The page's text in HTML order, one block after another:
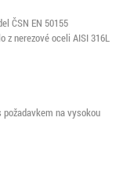
ČSN EN 50155
z nerezové oceli AISI 316L
na vysokou